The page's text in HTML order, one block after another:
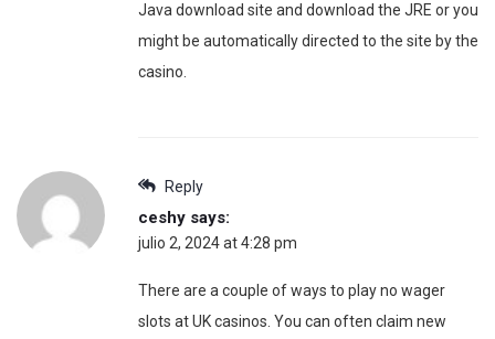
Java download site and download the JRE or you
might be automatically directed to the site by the
casino.
Reply
ceshy says:
julio 2, 2024 at 4:28 pm
There are a couple of ways to play no wager
slots at UK casinos. You can often claim new